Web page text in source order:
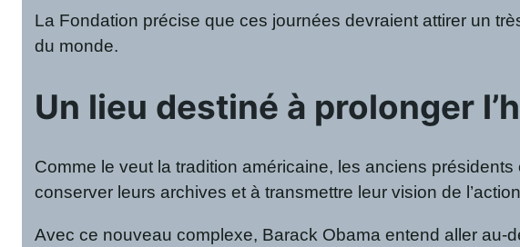
La Fondation précise que ces journées devraient attirer un
du monde.
Un lieu destiné à prolonger
Comme le veut la tradition américaine, les anciens
conserver leurs archives et à transmettre leur vision de
Avec ce nouveau complexe, Barack Obama entend aller au-